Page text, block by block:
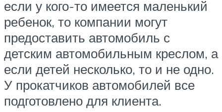
если у кого-то имеется маленький
ребенок, то компании могут
предоставить автомобиль с
детским автомобильным креслом, а
если детей несколько, то и не одно.
У прокатчиков автомобилей все
подготовлено для клиента.